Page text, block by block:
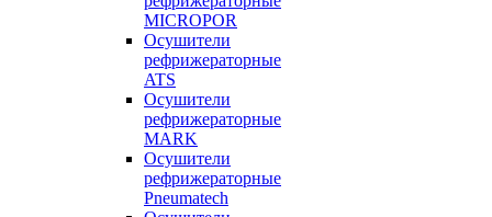
MICROPOR
Осушители
рефрижераторные
ATS
Осушители
рефрижераторные
MARK
Осушители
рефрижераторные
Pneumatech